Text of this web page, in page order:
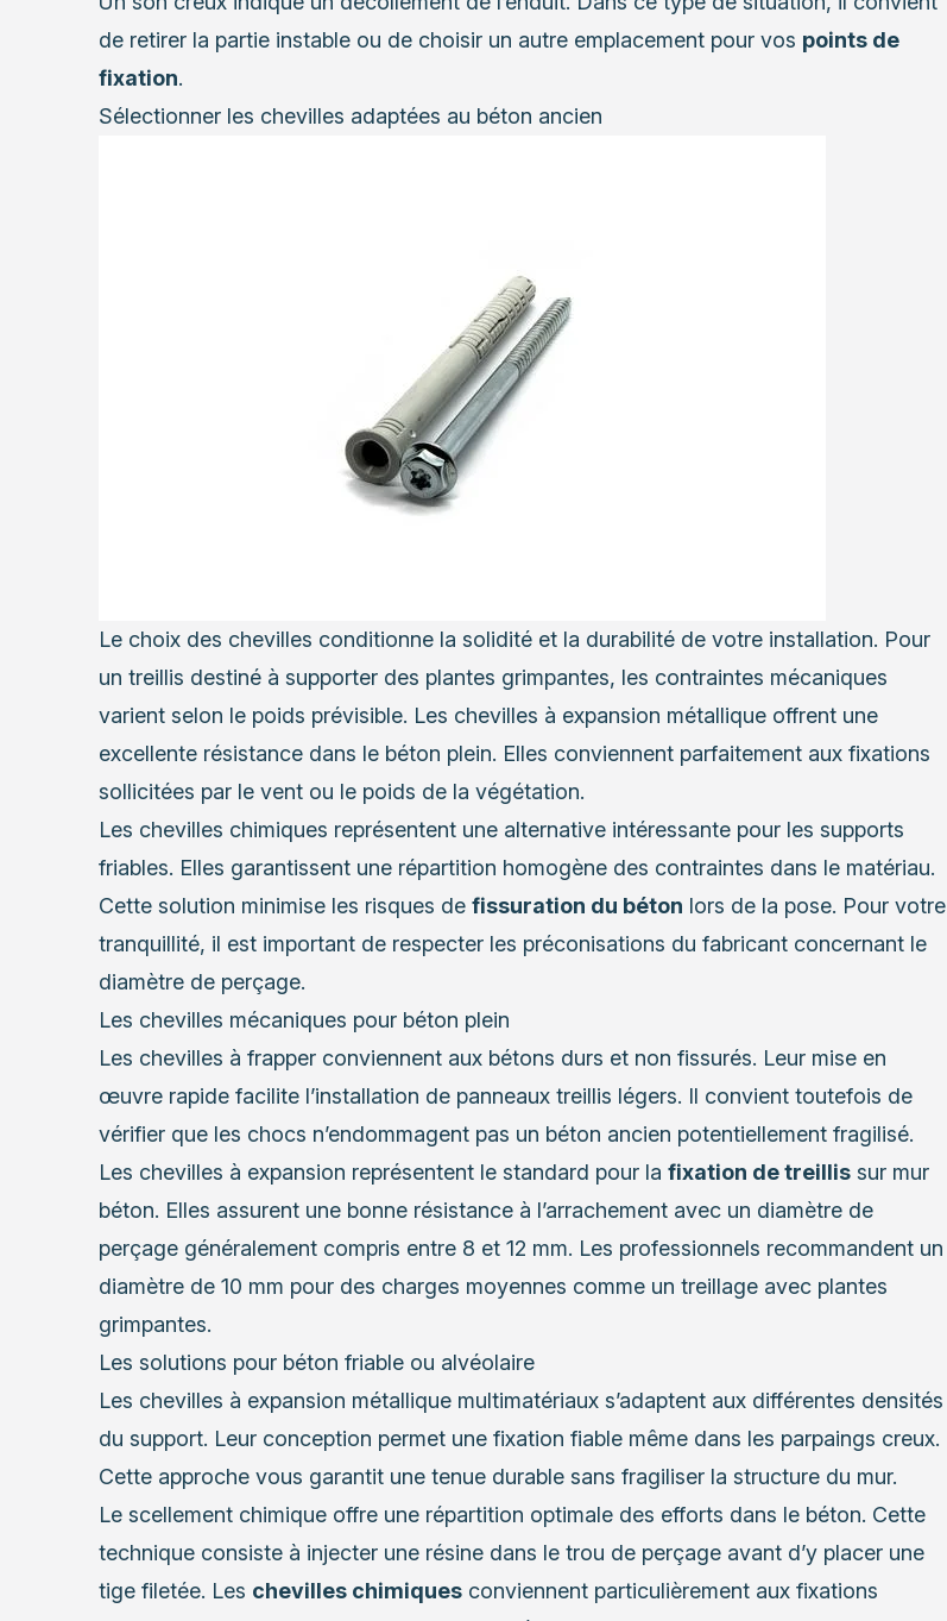
de retirer la partie instable ou de choisir un autre emplacement pour vos points de
fixation.
Sélectionner les chevilles adaptées au béton ancien
Le choix des chevilles conditionne la solidité et la durabilité de votre installation. Pour
un treillis destiné à supporter des plantes grimpantes, les contraintes mécaniques
varient selon le poids prévisible. Les chevilles à expansion métallique offrent une
excellente résistance dans le béton plein. Elles conviennent parfaitement aux fixations
sollicitées par le vent ou le poids de la végétation.
Les chevilles chimiques représentent une alternative intéressante pour les supports
friables. Elles garantissent une répartition homogène des contraintes dans le matériau.
Cette solution minimise les risques de fissuration du béton lors de la pose. Pour votre
tranquillité, il est important de respecter les préconisations du fabricant concernant le
diamètre de perçage.
Les chevilles mécaniques pour béton plein
Les chevilles à frapper conviennent aux bétons durs et non fissurés. Leur mise en
œuvre rapide facilite l’installation de panneaux treillis légers. Il convient toutefois de
vérifier que les chocs n’endommagent pas un béton ancien potentiellement fragilisé.
Les chevilles à expansion représentent le standard pour la fixation de treillissur mur
béton. Elles assurent une bonne résistance à l’arrachement avec un diamètre de
perçage généralement compris entre 8 et 12 mm. Les professionnels recommandent un
diamètre de 10 mm pour des charges moyennes comme un treillage avec plantes
grimpantes.
Les solutions pour béton friable ou alvéolaire
Les chevilles à expansion métallique multimatériaux s’adaptent aux différentes densités
du support. Leur conception permet une fixation fiable même dans les parpaings creux.
Cette approche vous garantit une tenue durable sans fragiliser la structure du mur.
Le scellement chimique offre une répartition optimale des efforts dans le béton. Cette
technique consiste à injecter une résine dans le trou de perçage avant d’y placer une
tige filetée. Les chevilles chimiquesconviennent particulièrement aux fixations